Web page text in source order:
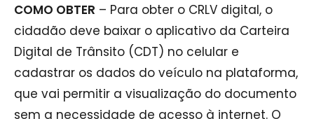
COMO OBTER – Para obter o CRLV digital, o
cidadão deve baixar o aplicativo da Carteira
Digital de Trânsito (CDT) no celular e
cadastrar os dados do veículo na plataforma,
que vai permitir a visualização do documento
sem a necessidade de acesso à internet. O